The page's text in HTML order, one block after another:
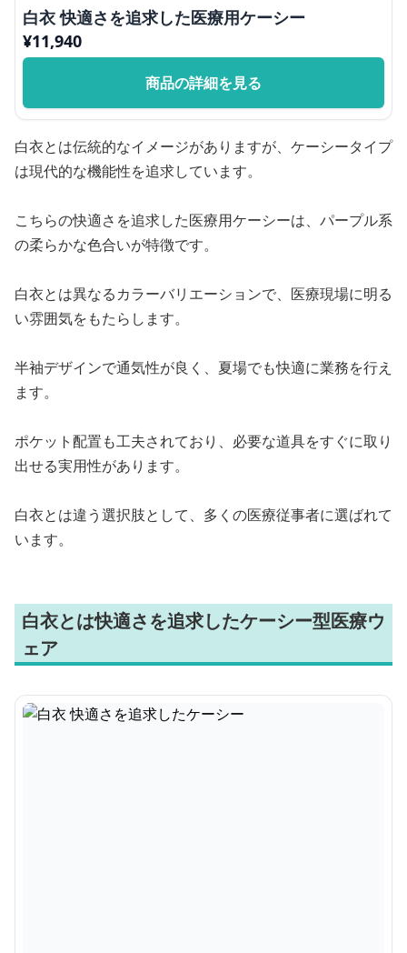
白衣 快適さを追求した医療用ケーシー
¥11,940
商品の詳細を見る
白衣とは伝統的なイメージがありますが、ケーシータイプ
は現代的な機能性を追求しています。
こちらの快適さを追求した医療用ケーシーは、パープル系
の柔らかな色合いが特徴です。
白衣とは異なるカラーバリエーションで、医療現場に明る
い雰囲気をもたらします。
半袖デザインで通気性が良く、夏場でも快適に業務を行え
ます。
ポケット配置も工夫されており、必要な道具をすぐに取り
出せる実用性があります。
白衣とは違う選択肢として、多くの医療従事者に選ばれて
います。
白衣とは快適さを追求したケーシー型医療ウ
ェア